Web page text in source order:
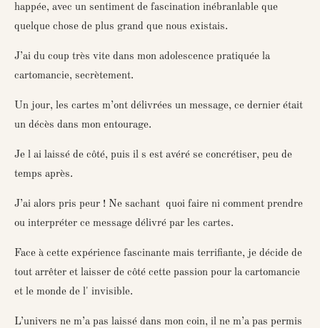
happée, avec un sentiment de fascination inébranlable que
quelque chose de plus grand que nous existais.
J’ai du coup très vite dans mon adolescence pratiquée la
cartomancie, secrètement.
Un jour, les cartes m’ont délivrées un message, ce dernier était
un décès dans mon entourage.
Je l ai laissé de côté, puis il s est avéré se concrétiser, peu de
temps après.
J’ai alors pris peur ! Ne sachant quoi faire ni comment prendre
ou interpréter ce message délivré par les cartes.
Face à cette expérience fascinante mais terrifiante, je décide de
tout arrêter et laisser de côté cette passion pour la cartomancie
et le monde de l' invisible.
L’univers ne m’a pas laissé dans mon coin, il ne m’a pas permis